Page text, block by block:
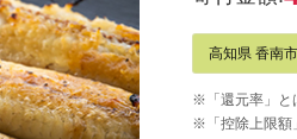
高知県 香南市
※「還元率」と
※「控除上限額